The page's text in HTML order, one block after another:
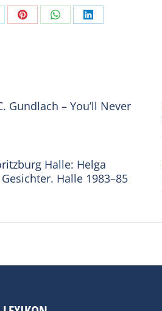
Share Share Share
Gundlach – You’ll Never
Halle: Helga
Halle 1983–85